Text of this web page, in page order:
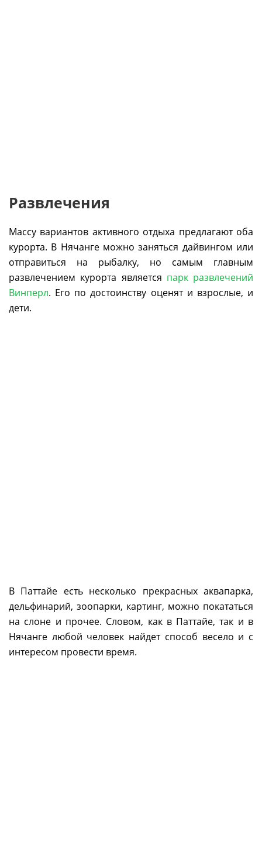
Развлечения
Массу вариантов активного отдыха предлагают оба
курорта. В Нячанге можно заняться дайвингом или
отправиться на рыбалку, но самым главным
развлечением курорта является парк развлечений
Винперл. Его по достоинству оценят и взрослые, и
дети.
В Паттайе есть несколько прекрасных аквапарка,
дельфинарий, зоопарки, картинг, можно покататься
на слоне и прочее. Словом, как в Паттайе, так и в
Нячанге любой человек найдет способ весело и с
интересом провести время.